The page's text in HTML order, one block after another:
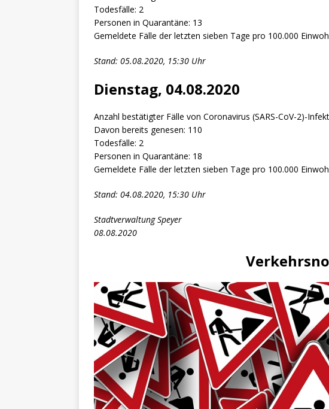
Todesfälle: 2
Personen in Quarantäne: 13
Gemeldete Fälle der letzten sieben Tage pro 100.000
Stand: 05.08.2020, 15:30 Uhr
Dienstag, 04.08.2020
Anzahl bestätigter Fälle von Coronavirus (SARS-CoV-2)-
Davon bereits genesen: 110
Todesfälle: 2
Personen in Quarantäne: 18
Gemeldete Fälle der letzten sieben Tage pro 100.000
Stand: 04.08.2020, 15:30 Uhr
Stadtverwaltung Speyer
08.08.2020